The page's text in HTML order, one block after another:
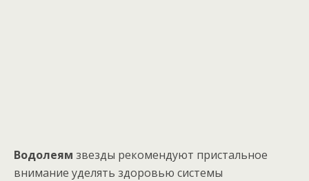
Водолеям звезды рекомендуют пристальное
внимание уделять здоровью системы